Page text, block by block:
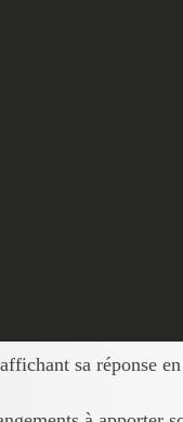
sa réponse